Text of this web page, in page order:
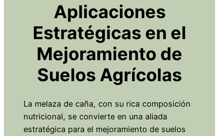
Aplicaciones
Estratégicas en el
Mejoramiento de
Suelos Agrícolas
La melaza de caña, con su rica composición
nutricional, se convierte en una aliada
estratégica para el mejoramiento de suelos